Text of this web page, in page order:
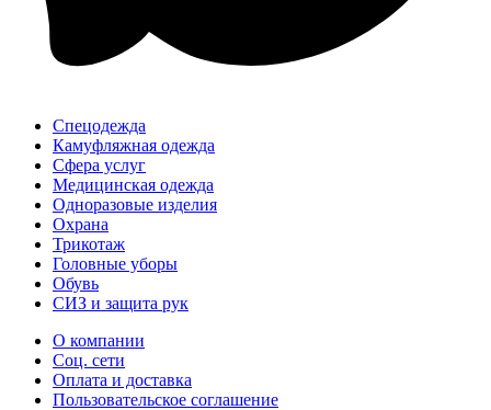
Спецодежда
Камуфляжная одежда
Сфера услуг
Медицинская одежда
Одноразовые изделия
Охрана
Трикотаж
Головные уборы
Обувь
СИЗ и защита рук
О компании
Соц. сети
Оплата и доставка
Пользовательское соглашение